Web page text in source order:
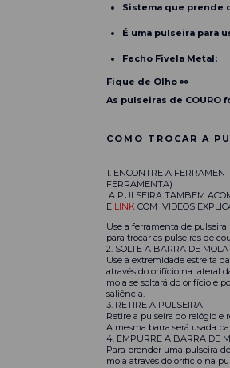
Sistema que prende
É uma pulseira para
Fecho Fivela Metal;
Fique de Olho 👀
As pulseiras de
COMO TROCAR A
1. ENCONTRE A
FERRAMENTA)
A PULSEIRA TAMBEM
E LINK COM VIDEOS
Use a ferramenta de
para trocar as pulseiras de
2. SOLTE A BARRA DE MOLA
Use a extremidade estreita
através do orifício na lateral
mola se soltará do orifício e
saliência.
3. RETIRE A PULSEIRA
Retire a pulseira do relógio e
A mesma barra será usada
4. EMPURRE A BARRA DE
Para prender uma pulseira
mola através do orifício na